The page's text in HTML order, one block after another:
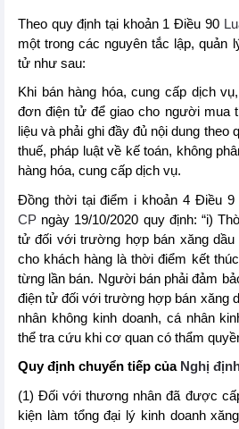
Theo quy định tại khoản 1 Điều 90
một trong các nguyên tắc lập, quản
tử như sau:
Khi bán hàng hóa, cung cấp dịch
đơn điện tử để giao cho người mua
liệu và phải ghi đầy đủ nội dung theo
thuế, pháp luật về kế toán, không
hàng hóa, cung cấp dịch vụ.
Đồng thời tại điểm i khoản 4 Điều 9
CP ngày 19/10/2020 quy định: “i)
tử đối với trường hợp bán xăng
cho khách hàng là thời điểm kết
từng lần bán. Người bán phải đảm
điện tử đối với trường hợp bán xăng
nhân không kinh doanh, cá nhân
thể tra cứu khi cơ quan có thẩm
Quy định chuyển tiếp của Nghị
(1) Đối với thương nhân đã được
kiện làm tổng đại lý kinh doanh